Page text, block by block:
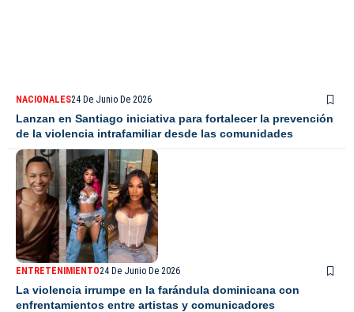
NACIONALES24 De Junio De 2026
Lanzan en Santiago iniciativa para fortalecer la prevención
de la violencia intrafamiliar desde las comunidades
ENTRETENIMIENTO24 De Junio De 2026
La violencia irrumpe en la farándula dominicana con
enfrentamientos entre artistas y comunicadores